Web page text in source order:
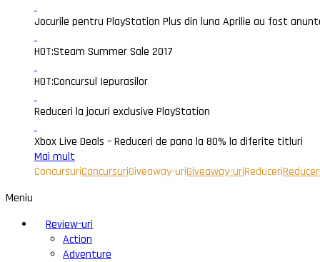
Jocurile pentru PlayStation Plus din luna Aprilie au fost
HOT:Steam Summer Sale 2017
HOT:Concursul Iepurasilor
Reduceri la jocuri exclusive PlayStation
Xbox Live Deals – Reduceri de pana la 80% la diferite titluri
Mai mult
ConcursuriConcursuriGiveaway-uriGiveaway-uriReduceriReduceri
Meniu
Review-uri
Action
Adventure